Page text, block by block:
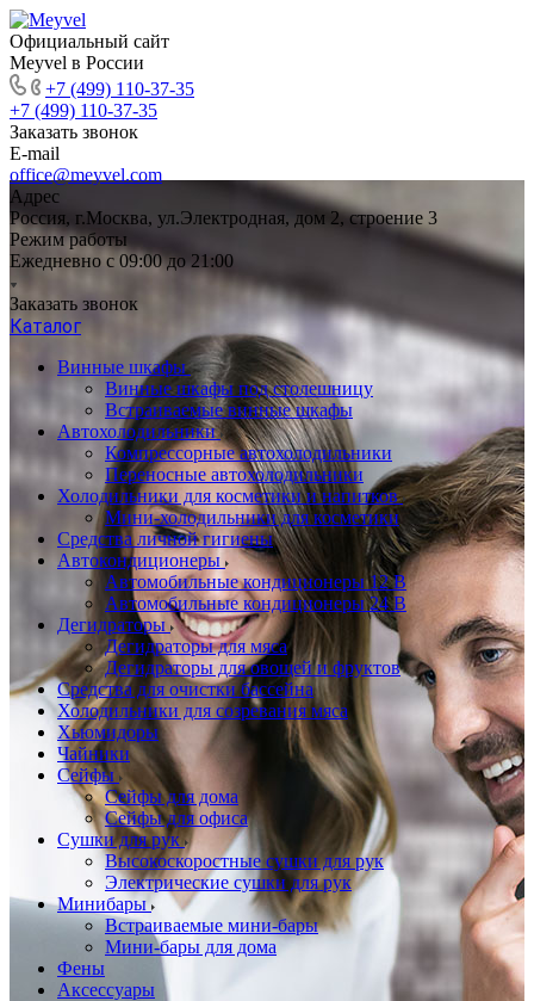
Официальный сайт
Meyvel в России
+7 (499) 110-37-35
+7 (499) 110-37-35
Заказать звонок
E-mail
office@meyvel.com
Адрес
Россия, г.Москва, ул.Электродная, дом 2, строение 3
Режим работы
Ежедневно с 09:00 до 21:00
Заказать звонок
Каталог
Винные шкафы
Винные шкафы под столешницу
Встраиваемые винные шкафы
Автохолодильники
Компрессорные автохолодильники
Переносные автохолодильники
Холодильники для косметики и напитков
Мини-холодильники для косметики
Cредства личной гигиены
Автокондиционеры
Автомобильные кондиционеры 12 В
Автомобильные кондиционеры 24 В
Дегидраторы
Дегидраторы для мяса
Дегидраторы для овощей и фруктов
Средства для очистки бассейна
Холодильники для созревания мяса
Хьюмидоры
Чайники
Сейфы
Сейфы для дома
Сейфы для офиса
Сушки для рук
Высокоскоростные сушки для рук
Электрические сушки для рук
Минибары
Встраиваемые мини-бары
Мини-бары для дома
Фены
Аксессуары